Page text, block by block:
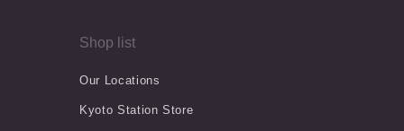
Shop list
Our Locations
Kyoto Station Store